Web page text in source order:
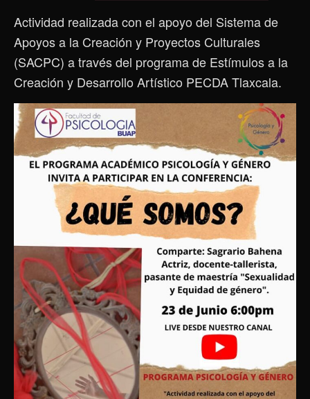
Actividad realizada con el apoyo del Sistema de
Apoyos a la Creación y Proyectos Culturales
(SACPC) a través del programa de Estímulos a la
Creación y Desarrollo Artístico PECDA Tlaxcala.